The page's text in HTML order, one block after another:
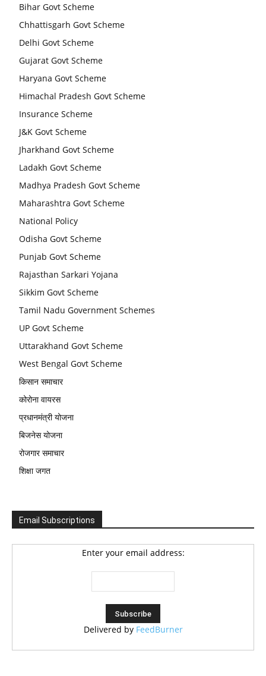
Bihar Govt Scheme
Chhattisgarh Govt Scheme
Delhi Govt Scheme
Gujarat Govt Scheme
Haryana Govt Scheme
Himachal Pradesh Govt Scheme
Insurance Scheme
J&K Govt Scheme
Jharkhand Govt Scheme
Ladakh Govt Scheme
Madhya Pradesh Govt Scheme
Maharashtra Govt Scheme
National Policy
Odisha Govt Scheme
Punjab Govt Scheme
Rajasthan Sarkari Yojana
Sikkim Govt Scheme
Tamil Nadu Government Schemes
UP Govt Scheme
Uttarakhand Govt Scheme
West Bengal Govt Scheme
किसान समाचार
कोरोना वायरस
प्रधानमंत्री योजना
बिजनेस योजना
रोजगार समाचार
शिक्षा जगत
Email Subscriptions
Enter your email address:
Delivered by FeedBurner